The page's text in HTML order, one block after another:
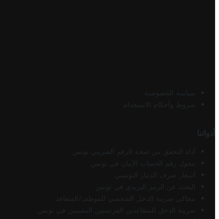
سياسة الخصوصية
شروط وأحكام الاستخدام
أدواتنا
أداة التحقق من صحة الرقم الضريبي تونس
محول رقم الحساب الآيبان في تونس
أسعار صرف الدينار التونسي
البحث عن الرمز البريدي في تونس
محاكي ضريبة الدخل الشخصي للموظف/المتقاعد
ضريبة الدخل للمتقاعدين الفرنسيين المقيمين في تونس